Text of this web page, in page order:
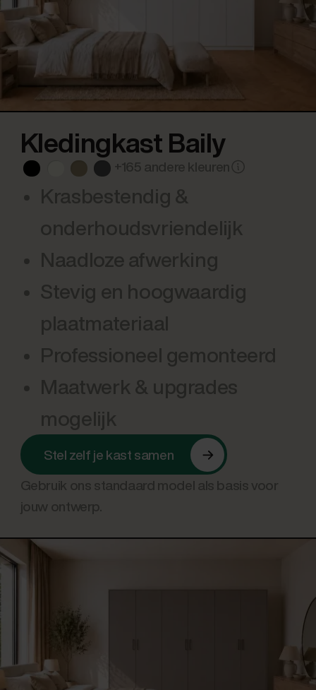
Kledingkast Baily
+165 andere kleuren
Krasbestendig &
onderhoudsvriendelijk
Naadloze afwerking
Stevig en hoogwaardig
plaatmateriaal
Professioneel gemonteerd
Maatwerk & upgrades
mogelijk
Stel zelf je kast samen
Gebruik ons standaard model als basis voor
jouw ontwerp.